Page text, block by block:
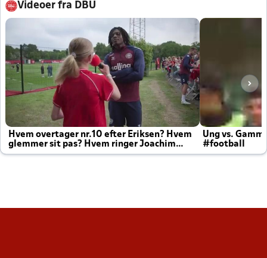
Videoer fra DBU
Hvem overtager nr.10 efter Eriksen? Hvem
glemmer sit pas? Hvem ringer Joachim
altid til efter kampe?
Ung vs.
#football